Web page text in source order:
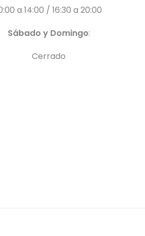
a 14:00 / 16:30 a 20:00
Sábado y Domingo:
Cerrado